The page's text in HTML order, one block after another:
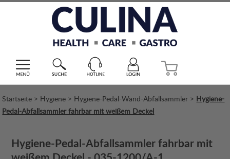
Startseite > Hygiene > Hygiene-Pedal-Wand-Abfallsammler > Hygiene-
Pedal-Abfallsammler fahrbar mit weißem Deckel
Hygiene-Pedal-Abfallsammler fahrbar mit